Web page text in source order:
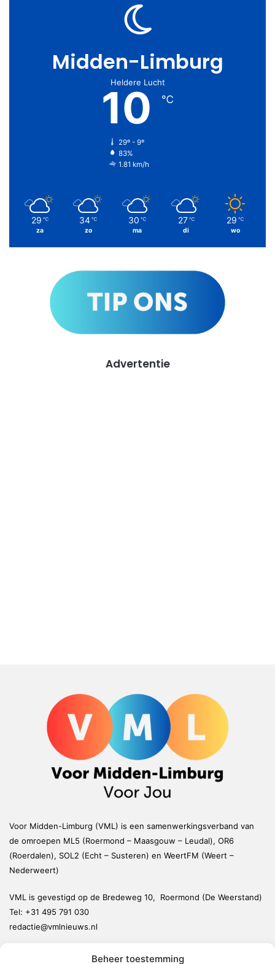
Beheer toestemming
Midden-Limburg
Heldere Lucht
10 ℃
29º - 9º
83%
1.81 km/h
29 ℃
za
34 ℃
zo
30 ℃
ma
27 ℃
di
29 ℃
wo
Advertentie
Voor Midden-Limburg (VML) is een samenwerkingsverband van
de omroepen ML5 (Roermond – Maasgouw – Leudal), OR6
(Roerdalen), SOL2 (Echt – Susteren) en WeertFM (Weert –
Nederweert)
VML is gevestigd op de Bredeweg 10, Roermond (De Weerstand)
Tel: +31 495 791 030
redactie@vmlnieuws.nl